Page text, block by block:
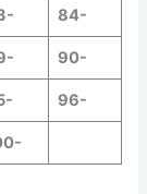
84-
90-
96-